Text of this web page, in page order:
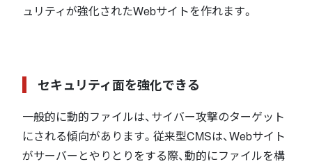
ュリティが強化されたWebサイトを作れます。
セキュリティ面を強化できる
一般的に動的ファイルは、サイバー攻撃のターゲット
にされる傾向があります。従来型CMSは、Webサイト
がサーバーとやりとりをする際、動的にファイルを構